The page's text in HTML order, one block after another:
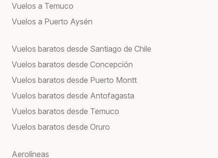
Vuelos a Temuco
Vuelos a Puerto Aysén
Vuelos baratos desde Santiago de Chile
Vuelos baratos desde Concepción
Vuelos baratos desde Puerto Montt
Vuelos baratos desde Antofagasta
Vuelos baratos desde Temuco
Vuelos baratos desde Oruro
Aerolíneas